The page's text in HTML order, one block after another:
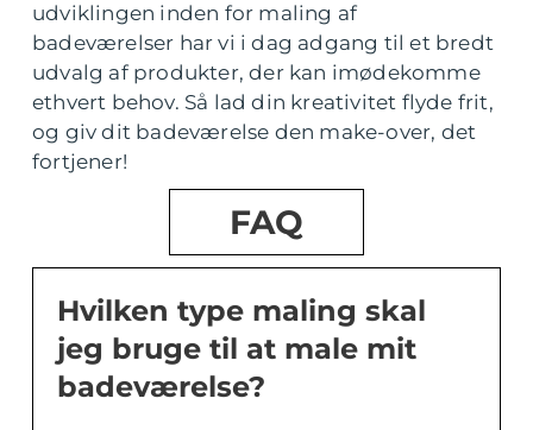
udviklingen inden for maling af
badeværelser har vi i dag adgang til et bredt
udvalg af produkter, der kan imødekomme
ethvert behov. Så lad din kreativitet flyde frit,
og giv dit badeværelse den make-over, det
fortjener!
FAQ
Hvilken type maling skal
jeg bruge til at male mit
badeværelse?